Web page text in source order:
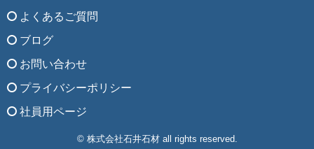
よくあるご質問
ブログ
お問い合わせ
プライバシーポリシー
社員用ページ
© 株式会社石井石材 all rights reserved.